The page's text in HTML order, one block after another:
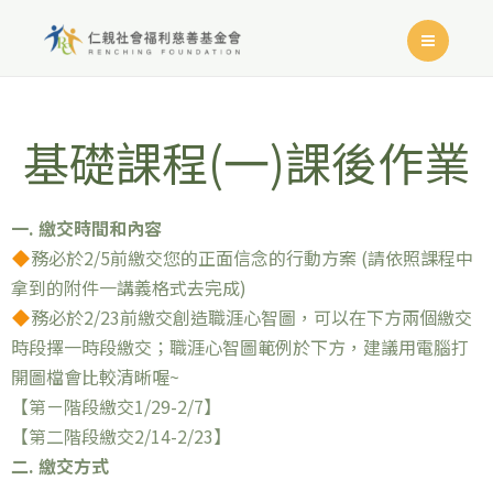
基礎課程(一)課後作業
一. 繳交時間和內容
務必於2/5前繳交您的正面信念的行動方案 (請依照課程中
拿到的附件一講義格式去完成)
務必於2/23前繳交創造職涯心智圖，可以在下方兩個繳交
時段擇一時段繳交；職涯心智圖範例於下方，建議用電腦打
開圖檔會比較清晰喔~
【第ㄧ階段繳交1/29-2/7】
【第二階段繳交2/14-2/23】
二. 繳交方式